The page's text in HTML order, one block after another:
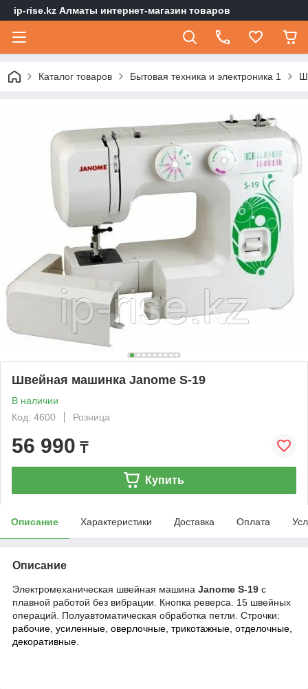
ip-rise.kz Алматы интернет-магазин товаров
Каталог товаров Бытовая техника и электроника 1
Швейная машинка Janome S-19
В наличии
Код: 4600
Розница
56 990 ₸
Купить
Описание Характеристики Доставка Оплата
Описание
Электромеханическая швейная машина Janome S-19 с
плавной работой без вибрации. Кнопка реверса. 15 швейных
операций. Полуавтоматическая обработка петли. Строчки:
рабочие, усиленные, оверлочные, трикотажные, отделочные,
декоративные